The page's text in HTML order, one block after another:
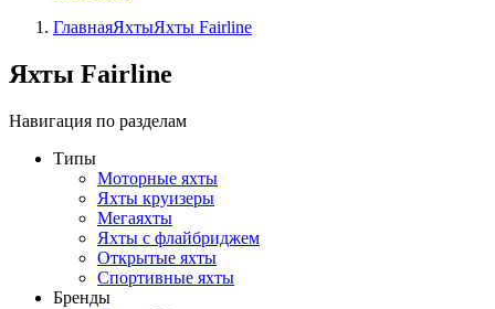
ГлавнаяЯхтыЯхты Fairline
Яхты Fairline
Навигация по разделам
Типы
Моторные яхты
Яхты круизеры
Мегаяхты
Яхты с флайбриджем
Открытые яхты
Спортивные яхты
Бренды